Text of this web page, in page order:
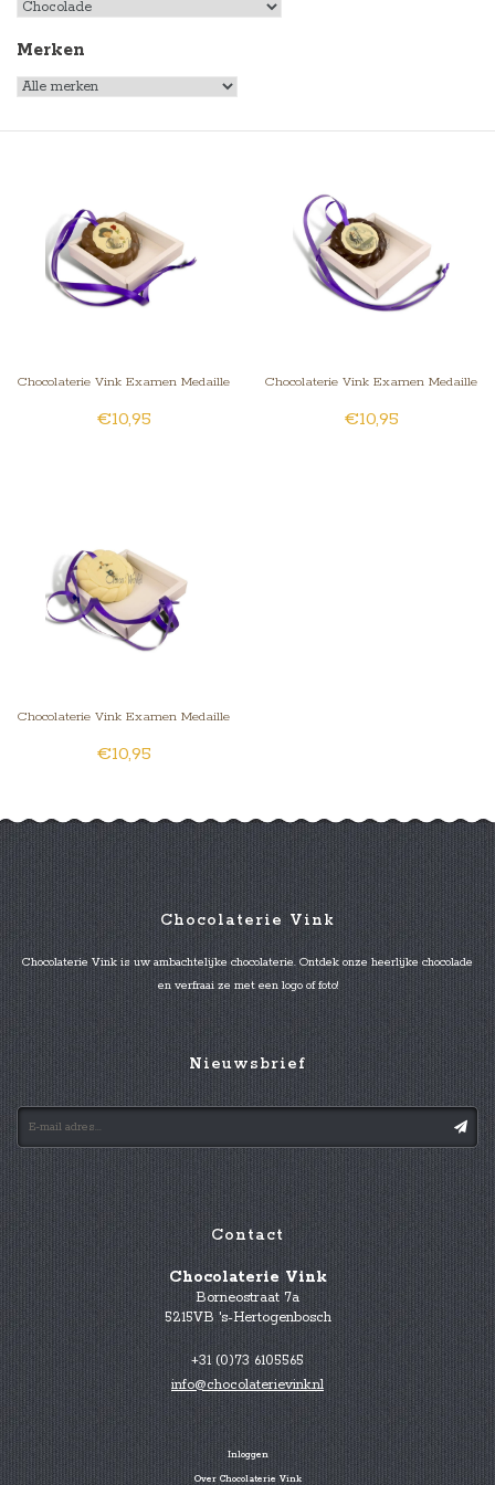
Merken
Chocolaterie Vink Examen Medaille
Melk met Foto
€10,95
Chocolaterie Vink Examen Medaille
Puur met Foto
€10,95
Chocolaterie Vink Examen Medaille
Wit met Foto
€10,95
Chocolaterie Vink
Chocolaterie Vink is uw ambachtelijke chocolaterie. Ontdek onze heerlijke chocolade
en verfraai ze met een logo of foto!
Nieuwsbrief
Contact
Chocolaterie Vink
Borneostraat 7a
5215VB 's-Hertogenbosch
+31 (0)73 6105565
info@chocolaterievink.nl
Inloggen
Over Chocolaterie Vink